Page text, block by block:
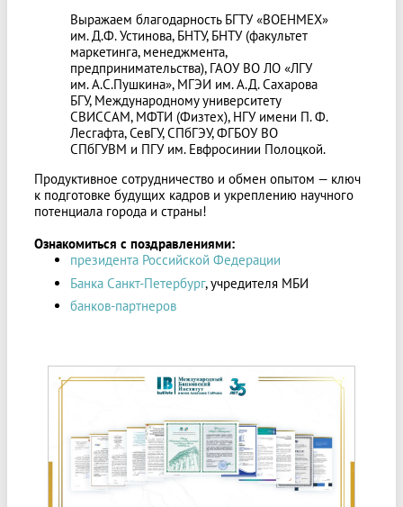
Выражаем благодарность БГТУ «ВОЕНМЕХ»
им. Д.Ф. Устинова, БНТУ, БНТУ (факультет
маркетинга, менеджмента,
предпринимательства), ГАОУ ВО ЛО «ЛГУ
им. А.С.Пушкина», МГЭИ им. А.Д. Сахарова
БГУ, Международному университету
СВИССАМ, МФТИ (Физтех), НГУ имени П. Ф.
Лесгафта, СевГУ, СПбГЭУ, ФГБОУ ВО
СПбГУВМ и ПГУ им. Евфросинии Полоцкой.
Продуктивное сотрудничество и обмен опытом — ключ
к подготовке будущих кадров и укреплению научного
потенциала города и страны!
Ознакомиться с поздравлениями:
президента Российской Федерации
Банка Санкт-Петербург, учредителя МБИ
банков-партнеров